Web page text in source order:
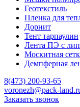
Геотекстиль
Пленка для
Дорнит
Тент тарпаулин
Лента ПЭ с
Москитная
Демпферная
8(473) 200-93-65
voronezh@pack-
Заказать звонок